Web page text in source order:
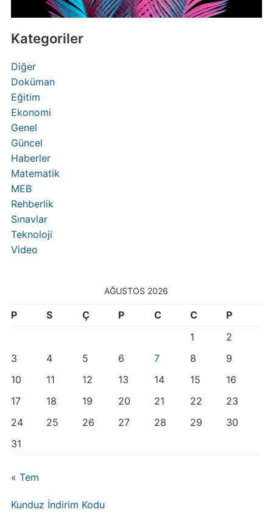
Kategoriler
Diğer
Doküman
Eğitim
Ekonomi
Genel
Güncel
Haberler
Matematik
MEB
Rehberlik
Sınavlar
Teknoloji
Video
AĞUSTOS 2026
P S Ç P C C
P
1
2
3
4 5 6 7 8
9
10
11 12 13 14 15
16
17
18 19 20 21 22
23
24
25 26 27 28 29
30
31
« Tem
Kunduz İndirim Kodu